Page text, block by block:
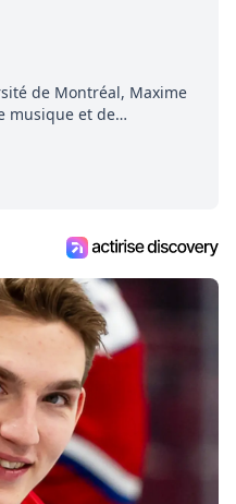
de Montréal, Maxime
musique et de
près l'actualité pour